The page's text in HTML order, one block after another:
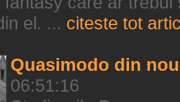
el. ... citeste tot
Quasimodo din
06:51:16